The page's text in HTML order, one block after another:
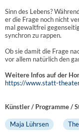
Sinn des Lebens?
er die Frage noch nicht
mal gewaltfrei
synchron zu rappen.
Ob sie damit die Frage
vor allem natürlich den
Weitere Infos auf der
https://www.statt-
Künstler / Programme /
Maja Lührsen